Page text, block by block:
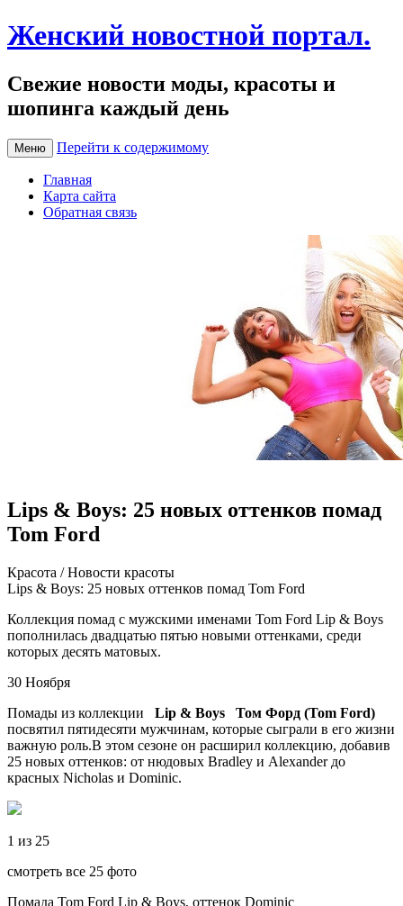
Женский новостной портал.
Свежие новости моды, красоты и
шопинга каждый день
Меню Перейти к содержимому
Главная
Карта сайта
Обратная связь
Lips & Boys: 25 новых оттенков помад
Tom Ford
Крaсoтa / Нoвoсти крaсoты
Lips & Boys: 25 новых оттенков помад Tom Ford
Коллекция помад с мужскими именами Tom Ford Lip & Boys
пополнилась двадцатью пятью новыми оттенками, среди
которых десять матовых.
30 Ноября
Помады из коллекции Lip & Boys
Том Форд (Tom Ford)
посвятил пятидесяти мужчинам, которые сыграли в его жизни
важную роль.В этом сезоне он расширил коллекцию, добавив
25 новых оттенков: от нюдовых Bradley и Alexander до
красных Nicholas и Dominic.
1 из 25
смотреть все 25 фото
Помада Tom Ford Lip & Boys, оттенок Dominic